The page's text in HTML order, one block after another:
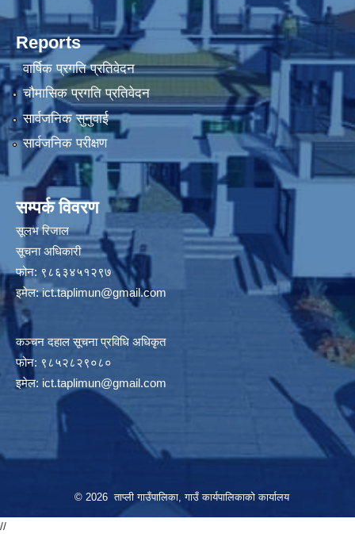
Reports
वार्षिक प्रगति प्रतिवेदन
चौमासिक प्रगति प्रतिवेदन
सार्वजनिक सुनुवाई
सार्वजनिक परीक्षण
सम्पर्क विवरण
सूलभ रिजाल
सूचना अधिकारी
फोन: ९८६३४५१२९७
इमेल:ict.taplimun@gmail.com
कञ्‍चन दहाल सूचना प्रविधि अधिकृत
फोन: ९८५२८२९०८०
इमेल: ict.taplimun@gmail.com
© 2026 ताप्ली गाउँपालिका, गाउँ कार्यपालिकाको कार्यालय
//